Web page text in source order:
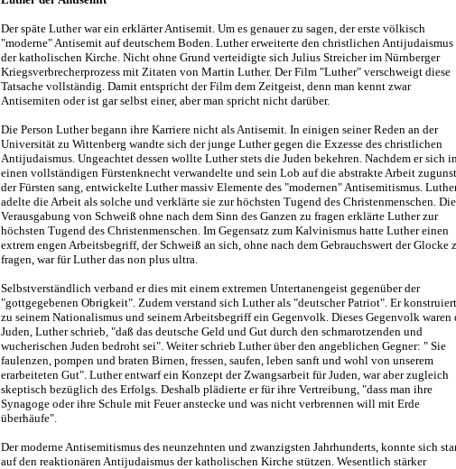
Der späte Luther war ein erklärter Antisemit. Um es genauer zu sagen, der erste völkisch
"moderne" Antisemit auf deutschem Boden. Luther erweiterte den christlichen Antijudaismus
der katholischen Kirche. Nicht ohne Grund verteidigte sich Julius Streicher im Nürnberger
Kriegsverbrecherprozess mit Zitaten von Martin Luther. Der Film "Luther" verschweigt diese
Tatsache vollständig. Damit entspricht der Film dem Zeitgeist, denn man kennt zwar
Antisemiten oder ist gar selbst einer, aber man spricht nicht darüber.
Die Person Luther begann ihre Karriere nicht als Antisemit. In einigen seiner Reden an der
Universität zu Wittenberg wandte sich der junge Luther gegen die Exzesse des christlichen
Antijudaismus. Ungeachtet dessen wollte Luther stets die Juden bekehren. Nachdem er sich
einen vollständigen Fürstenknecht verwandelte und sein Lob auf die abstrakte Arbeit
der Fürsten sang, entwickelte Luther massiv Elemente des "modernen" Antisemitismus.
adelte die Arbeit als solche und verklärte sie zur höchsten Tugend des Christenmenschen. Die
Verausgabung von Schweiß ohne nach dem Sinn des Ganzen zu fragen erklärte Luther zur
höchsten Tugend des Christenmenschen. Im Gegensatz zum Kalvinismus hatte Luther einen
extrem engen Arbeitsbegriff, der Schweiß an sich, ohne nach dem Gebrauchswert der Glocke
fragen, war für Luther das non plus ultra.
Selbstverständlich verband er dies mit einem extremen Untertanengeist gegenüber der
"gottgegebenen Obrigkeit". Zudem verstand sich Luther als "deutscher Patriot". Er
zu seinem Nationalismus und seinem Arbeitsbegriff ein Gegenvolk. Dieses Gegenvolk waren
Juden, Luther schrieb, "daß das deutsche Geld und Gut durch den schmarotzenden und
wucherischen Juden bedroht sei". Weiter schrieb Luther über den angeblichen Gegner: " Sie
faulenzen, pompen und braten Birnen, fressen, saufen, leben sanft und wohl von unserem
erarbeiteten Gut". Luther entwarf ein Konzept der Zwangsarbeit für Juden, war aber zugleich
skeptisch bezüglich des Erfolgs. Deshalb plädierte er für ihre Vertreibung, "dass man ihre
Synagoge oder ihre Schule mit Feuer anstecke und was nicht verbrennen will mit Erde
überhäufe".
Der moderne Antisemitismus des neunzehnten und zwanzigsten Jahrhunderts, konnte sich
auf den reaktionären Antijudaismus der katholischen Kirche stützen. Wesentlich stärker